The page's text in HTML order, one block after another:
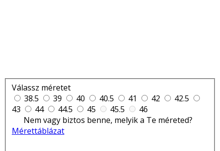
Válassz méretet
38.5
39 40 40.5 41 42
42.5
43
44 44.5 45 45.5
46
Nem vagy biztos benne, melyik a Te méreted?
Mérettáblázat